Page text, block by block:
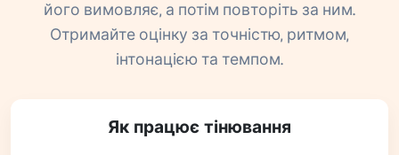
його вимовляє, а потім повторіть за ним.
Отримайте оцінку за точністю, ритмом,
інтонацією та темпом.
Як працює тінювання